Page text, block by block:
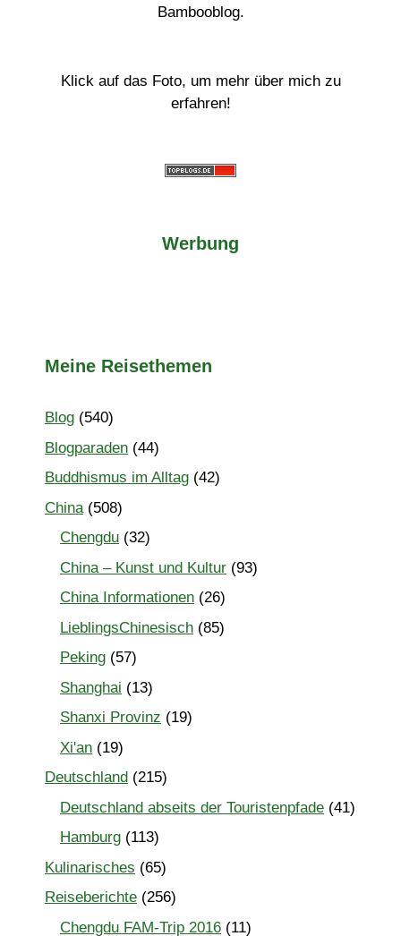
Bambooblog.
Klick auf das Foto, um mehr über mich zu
erfahren!
Werbung
Meine Reisethemen
Blog (540)
Blogparaden (44)
Buddhismus im Alltag (42)
China(508)
Chengdu (32)
China – Kunst und Kultur (93)
China Informationen (26)
LieblingsChinesisch (85)
Peking (57)
Shanghai (13)
Shanxi Provinz (19)
Xi'an (19)
Deutschland (215)
Deutschland abseits der Touristenpfade (41)
Hamburg (113)
Kulinarisches (65)
Reiseberichte (256)
Chengdu FAM-Trip 2016 (11)